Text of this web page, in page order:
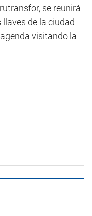
se reunirá
llaves de la ciudad
visitando la